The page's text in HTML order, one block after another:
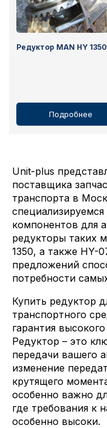
Редуктор MAN HY
Подробнее
Unit-plus
поставщика
транспорта в
компонентов для
редукторы таких
1350, а также HY-
предложений
потребности
Купить редуктор
транспортного
гарантия
Редуктор – это
передачи вашего
изменение
крутящего
особенно важно
где требования к
особенно высоки.